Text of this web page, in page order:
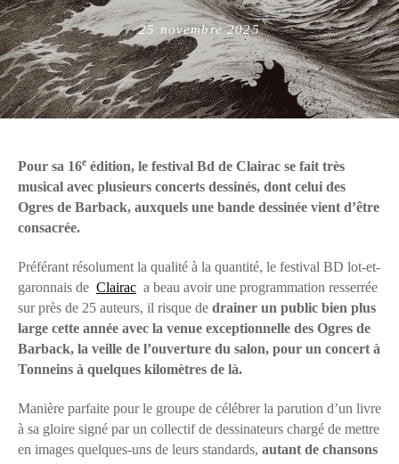
Posted
on
25 novembre 2025
Pour sa 16e édition, le festival Bd de Clairac se fait très
musical avec plusieurs concerts dessinés, dont celui des
Ogres de Barback, auxquels une bande dessinée vient d’être
consacrée.
Préférant résolument la qualité à la quantité, le festival BD lot-et-
garonnais de Clairac a beau avoir une programmation resserrée
sur près de 25 auteurs, il risque de drainer un public bien plus
large cette année avec la venue exceptionnelle des Ogres de
Barback, la veille de l’ouverture du salon, pour un concert à
Tonneins à quelques kilomètres de là.
Manière parfaite pour le groupe de célébrer la parution d’un livre
à sa gloire signé par un collectif de dessinateurs chargé de mettre
en images quelques-uns de leurs standards, autant de chansons